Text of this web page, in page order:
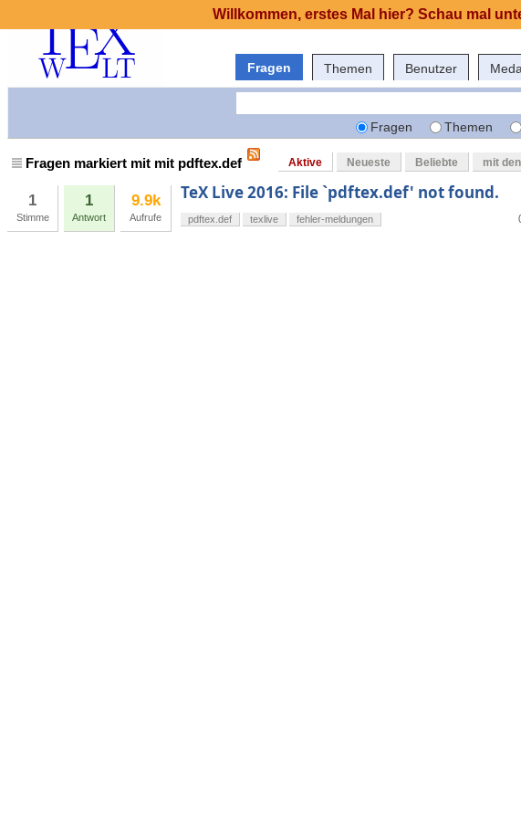
Fragen Themen Benutzer
Fragen Themen
Fragen markiert mit mit pdftex.def Aktive Neueste Beliebte mit
1
Stimme
1
Antwort
9.9k
Aufrufe
TeX Live 2016: File `pdftex.def' not found.
pdftex.def texlive fehler-meldungen
Willkommen, erstes Mal hier? Schau mal